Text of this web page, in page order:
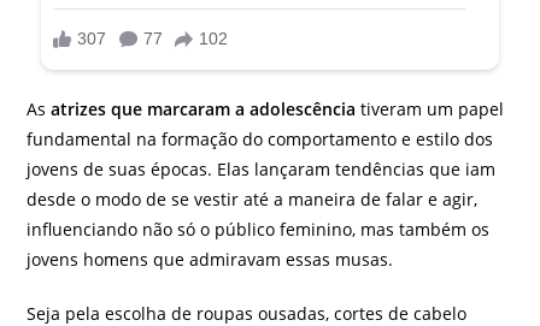
Asatrizes que marcaram a adolescência tiveram um papel
fundamental na formação do comportamento e estilo dos
jovens de suas épocas. Elas lançaram tendências que iam
desde o modo de se vestir até a maneira de falar e agir,
influenciando não só o público feminino, mas também os
jovens homens que admiravam essas musas.
Seja pela escolha de roupas ousadas, cortes de cabelo